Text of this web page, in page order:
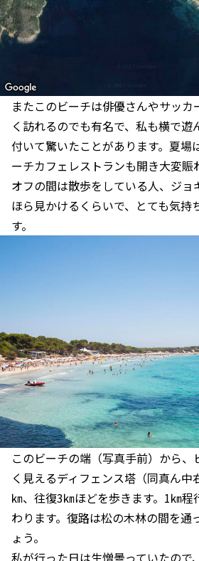
またこのビーチは俳優さんやサッカ
く訪れるのでも有名で、私も横で遊
付いて驚いたことがあります。夏場
ーチカフェレストランも開き大変賑
オフの間は散歩をしている人、ジョ
ほら見かけるくらいで、とても気持
す。
このビーチの端（写真手前）から、
く見えるディフェンス塔（同真ん中
㎞、往復3㎞ほどを歩きます。1㎞
わります。復路は松の木林の間を通
ょう。
私が行った日は生憎曇っていたので